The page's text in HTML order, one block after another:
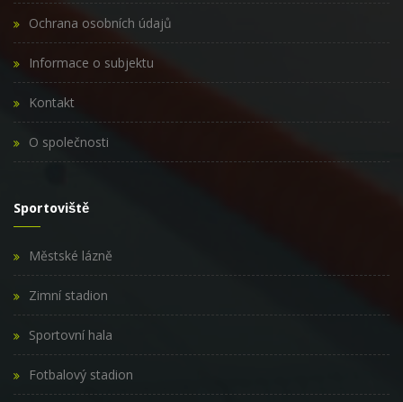
Ochrana osobních údajů
Informace o subjektu
Kontakt
O společnosti
Sportoviště
Městské lázně
Zimní stadion
Sportovní hala
Fotbalový stadion